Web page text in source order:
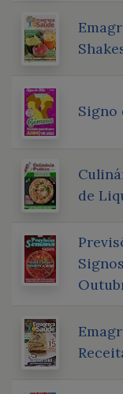
Signo
de